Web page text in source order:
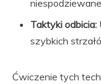
Taktyki odbicia:
szybkich
Ćwiczenie tych